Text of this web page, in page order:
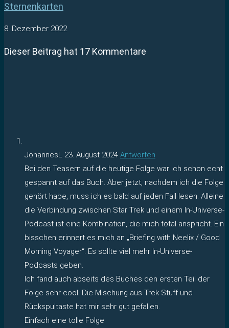
Sternenkarten
8. Dezember 2022
Dieser Beitrag hat 17 Kommentare
JohannesL 23. August 2024 Antworten
Bei den Teasern auf die heutige Folge war ich schon echt
gespannt auf das Buch. Aber jetzt, nachdem ich die Folge
gehört habe, muss ich es bald auf jeden Fall lesen. Alleine
die Verbindung zwischen Star Trek und einem In-Universe-
Podcast ist eine Kombination, die mich total anspricht. Ein
bisschen erinnert es mich an „Briefing with Neelix / Good
Morning Voyager“. Es sollte viel mehr In-Universe-
Podcasts geben.
Ich fand auch abseits des Buches den ersten Teil der
Folge sehr cool. Die Mischung aus Trek-Stuff und
Rückspultaste hat mir sehr gut gefallen.
Einfach eine tolle Folge